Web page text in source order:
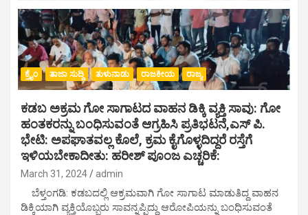
ಕ್ರೈಂ ತಾಜಾ ಸುದ್ದಿ ತುಳುನಾಡು ರಾಜಕೀಯ ರಾಜ್ಯ
ಕಡಬ ಅಕ್ರಮ ಗೋ ಸಾಗಾಟದ ವಾಹನ ಡಿಕ್ಕಿ ವ್ಯಕ್ತಿ ಸಾವು: ಗೋ
ಹಂತಕರನ್ನು ಬಂಧಿಸುವಂತೆ ಆಗ್ರಹಿಸಿ ಪ್ರತಿಭಟನೆ,ಎಸ್ ಪಿ.
ಭೇಟಿ: ಅಪಘಾತವಲ್ಲ ಕೊಲೆ, ಕ್ರಮ ಕೈಗೊಳ್ಳದಿದ್ದರೆ ರಸ್ತೆಗೆ
ಇಳಿಯಬೇಕಾದೀತು: ಹರೀಶ್ ಪೂಂಜ ಎಚ್ಚರಿಕೆ:
March 31, 2024 admin
ಬೆಳ್ತಂಗಡಿ: ಕಡಬದಲ್ಲಿ ಆಕ್ರಮವಾಗಿ ಗೋ ಸಾಗಾಟ ಮಾಡುತಿದ್ದ ವಾಹನ
ಡಿಕ್ಕಿಯಾಗಿ ವ್ಯಕ್ತಿಯೊಬ್ಬರು ಸಾವನ್ನಪ್ಪಿದ್ದು ಆರೋಪಿಯನ್ನು ಬಂಧಿಸುವಂತೆ